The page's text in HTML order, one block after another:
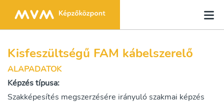
Kisfeszültségű FAM kábelszerelő
ALAPADATOK
Képzés típusa:
Szakképesítés megszerzésére irányuló szakmai képzés